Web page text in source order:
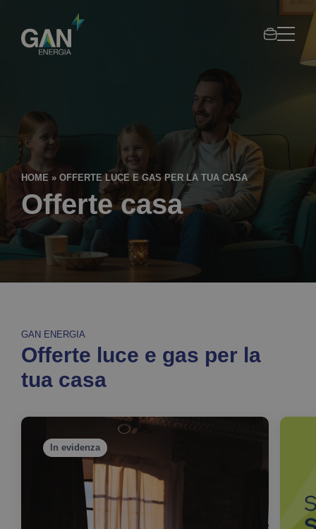
AreaGan
Gruppo
HOME »OFFERTE LUCE E GAS PER LA TUA CASA
Offerte casa
GAN ENERGIA
Offerte luce e gas per la
tua casa
In evidenza